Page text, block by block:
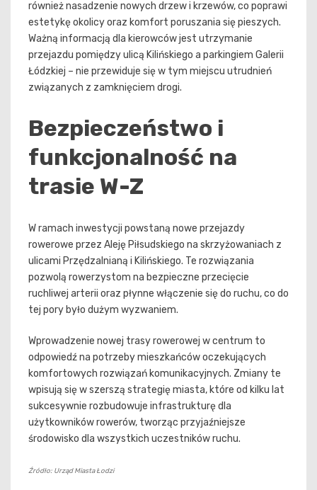
również nasadzenie nowych drzew i krzewów, co poprawi
estetykę okolicy oraz komfort poruszania się pieszych.
Ważną informacją dla kierowców jest utrzymanie
przejazdu pomiędzy ulicą Kilińskiego a parkingiem Galerii
Łódzkiej – nie przewiduje się w tym miejscu utrudnień
związanych z zamknięciem drogi.
Bezpieczeństwo i
funkcjonalność na
trasie W-Z
W ramach inwestycji powstaną nowe przejazdy
rowerowe przez Aleję Piłsudskiego na skrzyżowaniach z
ulicami Przędzalnianą i Kilińskiego. Te rozwiązania
pozwolą rowerzystom na bezpieczne przecięcie
ruchliwej arterii oraz płynne włączenie się do ruchu, co do
tej pory było dużym wyzwaniem.
Wprowadzenie nowej trasy rowerowej w centrum to
odpowiedź na potrzeby mieszkańców oczekujących
komfortowych rozwiązań komunikacyjnych. Zmiany te
wpisują się w szerszą strategię miasta, które od kilku lat
sukcesywnie rozbudowuje infrastrukturę dla
użytkowników rowerów, tworząc przyjaźniejsze
środowisko dla wszystkich uczestników ruchu.
Źródło: Urząd Miasta Łodzi